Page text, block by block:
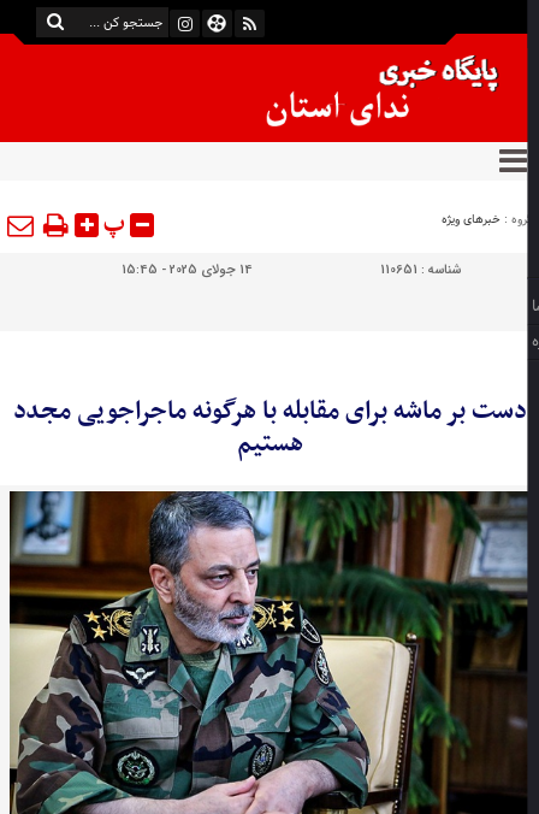
:خبرهای ویژه پ
شناسه :110651 14 جولای 2025 - 15:45
دست بر ماشه برای مقابله با هرگونه ماجراجویی مجدد
هستیم